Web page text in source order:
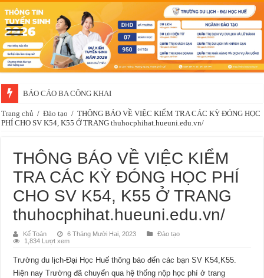
BÁO CÁO BA CÔNG KHAI
Trang chủ / Đào tạo / THÔNG BÁO VỀ VIỆC KIỂM TRA CÁC KỲ ĐÓNG HỌC
PHÍ CHO SV K54, K55 Ở TRANG thuhocphihat.hueuni.edu.vn/
THÔNG BÁO VỀ VIỆC KIỂM
TRA CÁC KỲ ĐÓNG HỌC PHÍ
CHO SV K54, K55 Ở TRANG
thuhocphihat.hueuni.edu.vn/
Kế Toán 6 Tháng Mười Hai, 2023
Đào tạo
1,834 Lượt xem
Trường du lịch-Đại Học Huế thông báo đến các bạn SV K54,K55.
Hiện nay Trường đã chuyển qua hệ thống nộp học phí ở trang